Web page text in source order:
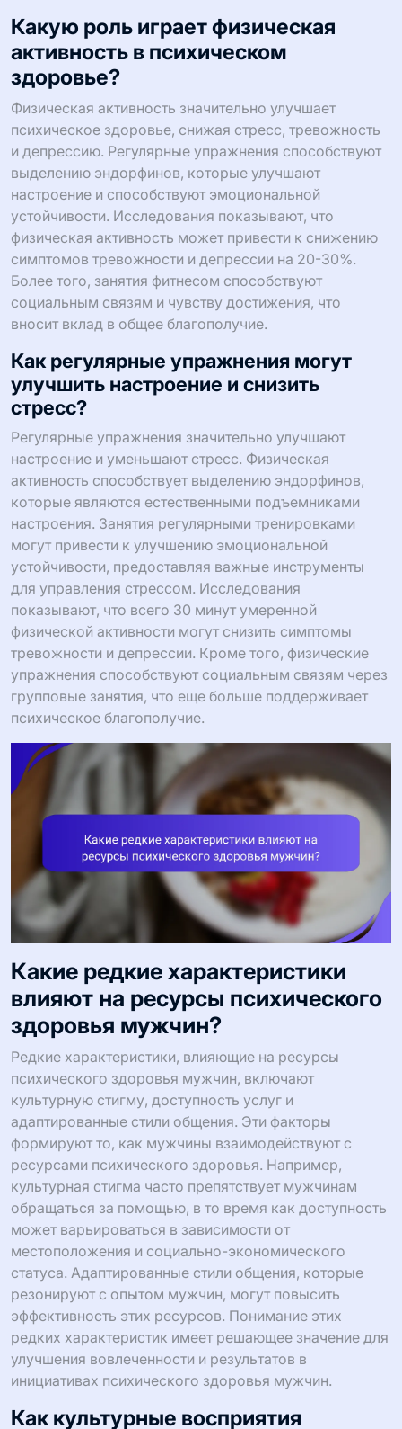
Какую роль играет физическая
активность в психическом
здоровье?
Физическая активность значительно улучшает
психическое здоровье, снижая стресс, тревожность
и депрессию. Регулярные упражнения способствуют
выделению эндорфинов, которые улучшают
настроение и способствуют эмоциональной
устойчивости. Исследования показывают, что
физическая активность может привести к снижению
симптомов тревожности и депрессии на 20-30%.
Более того, занятия фитнесом способствуют
социальным связям и чувству достижения, что
вносит вклад в общее благополучие.
Как регулярные упражнения могут
улучшить настроение и снизить
стресс?
Регулярные упражнения значительно улучшают
настроение и уменьшают стресс. Физическая
активность способствует выделению эндорфинов,
которые являются естественными подъемниками
настроения. Занятия регулярными тренировками
могут привести к улучшению эмоциональной
устойчивости, предоставляя важные инструменты
для управления стрессом. Исследования
показывают, что всего 30 минут умеренной
физической активности могут снизить симптомы
тревожности и депрессии. Кроме того, физические
упражнения способствуют социальным связям через
групповые занятия, что еще больше поддерживает
психическое благополучие.
Какие редкие характеристики
влияют на ресурсы психического
здоровья мужчин?
Редкие характеристики, влияющие на ресурсы
психического здоровья мужчин, включают
культурную стигму, доступность услуг и
адаптированные стили общения. Эти факторы
формируют то, как мужчины взаимодействуют с
ресурсами психического здоровья. Например,
культурная стигма часто препятствует мужчинам
обращаться за помощью, в то время как доступность
может варьироваться в зависимости от
местоположения и социально-экономического
статуса. Адаптированные стили общения, которые
резонируют с опытом мужчин, могут повысить
эффективность этих ресурсов. Понимание этих
редких характеристик имеет решающее значение для
улучшения вовлеченности и результатов в
инициативах психического здоровья мужчин.
Как культурные восприятия